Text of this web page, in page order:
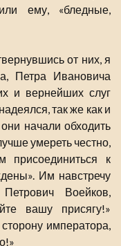
ему, «бледные,
от них, я
Петра Ивановича
и вернейших слуг
так же как и
начали обходить
умереть честно,
к
Им навстречу
Воейков,
вашу присягу!»
императора,